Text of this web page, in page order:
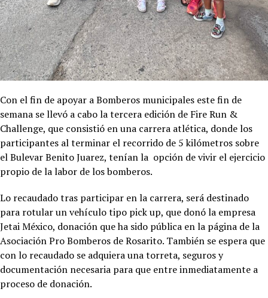
Con el fin de apoyar a Bomberos municipales este fin de
semana se llevó a cabo la tercera edición de Fire Run &
Challenge, que consistió en una carrera atlética, donde los
participantes al terminar el recorrido de 5 kilómetros sobre
el Bulevar Benito Juarez, tenían la opción de vivir el ejercicio
propio de la labor de los bomberos.
Lo recaudado tras participar en la carrera, será destinado
para rotular un vehículo tipo pick up, que donó la empresa
Jetai México, donación que ha sido pública en la página de la
Asociación Pro Bomberos de Rosarito. También se espera que
con lo recaudado se adquiera una torreta, seguros y
documentación necesaria para que entre inmediatamente a
proceso de donación.